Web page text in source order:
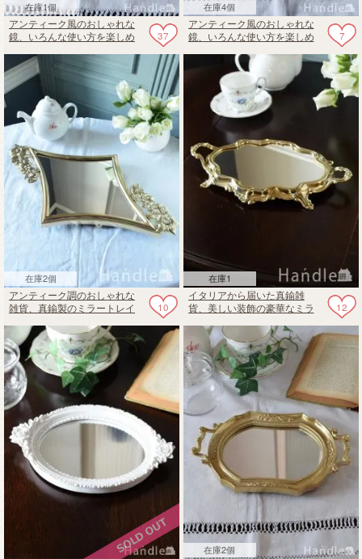
在庫1個
37
アンティーク風のおしゃれな
鏡、いろんな使い方を楽しめ
レイ（オーバル・Milkte）
在庫4個
7
アンティーク風のおしゃれな
鏡、いろんな使い方を楽しめ
レイ（オーバル・Earlgrey）
在庫2個
10
アンティーク調のおしゃれな
雑貨、真鍮製のミラートレイ
在庫1
12
イタリアから届いた真鍮雑
貨、美しい装飾の豪華なミラ
在庫2個